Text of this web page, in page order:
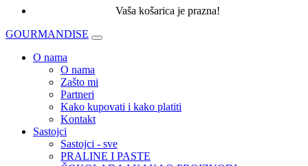
Vaša košarica je prazna!
GOURMANDISE
O nama
O nama
Zašto mi
Partneri
Kako kupovati i kako platiti
Kontakt
Sastojci
Sastojci - sve
PRALINE I PASTE